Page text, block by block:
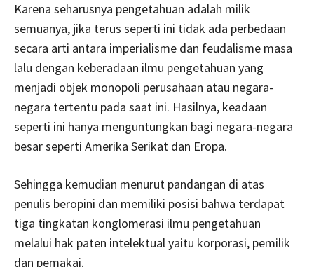
Karena seharusnya pengetahuan adalah milik
semuanya, jika terus seperti ini tidak ada perbedaan
secara arti antara imperialisme dan feudalisme masa
lalu dengan keberadaan ilmu pengetahuan yang
menjadi objek monopoli perusahaan atau negara-
negara tertentu pada saat ini. Hasilnya, keadaan
seperti ini hanya menguntungkan bagi negara-negara
besar seperti Amerika Serikat dan Eropa.
Sehingga kemudian menurut pandangan di atas
penulis beropini dan memiliki posisi bahwa terdapat
tiga tingkatan konglomerasi ilmu pengetahuan
melalui hak paten intelektual yaitu korporasi, pemilik
dan pemakai.